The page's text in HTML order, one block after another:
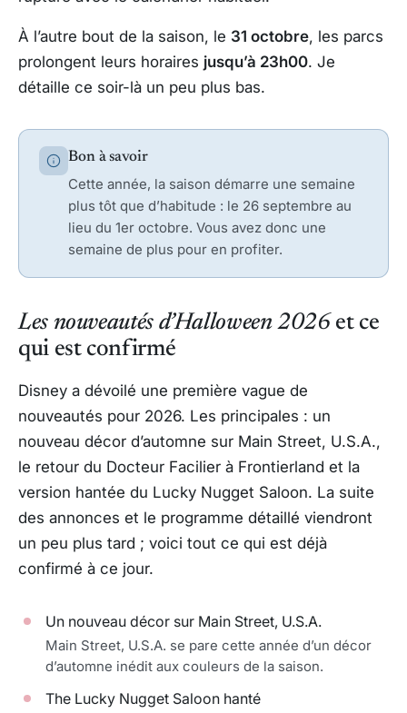
À l’autre bout de la saison, le 31 octobre, les parcs
prolongent leurs horaires jusqu’à 23h00. Je
détaille ce soir-là un peu plus bas.
Bon à savoir
Cette année, la saison démarre une semaine
plus tôt que d’habitude : le 26 septembre au
lieu du 1er octobre. Vous avez donc une
semaine de plus pour en profiter.
Les nouveautés d’Halloween 2026 et ce
qui est confirmé
Disney a dévoilé une première vague de
nouveautés pour 2026. Les principales : un
nouveau décor d’automne sur Main Street, U.S.A.,
le retour du Docteur Facilier à Frontierland et la
version hantée du Lucky Nugget Saloon. La suite
des annonces et le programme détaillé viendront
un peu plus tard ; voici tout ce qui est déjà
confirmé à ce jour.
Un nouveau décor sur Main Street, U.S.A.
Main Street, U.S.A. se pare cette année d’un décor
d’automne inédit aux couleurs de la saison.
The Lucky Nugget Saloon hanté